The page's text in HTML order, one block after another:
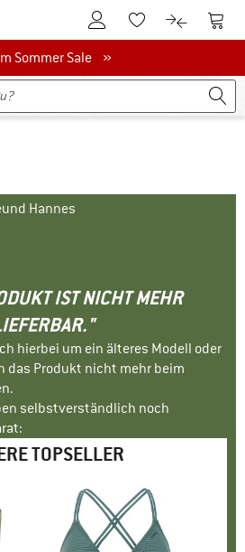
Zum KundenkontoZum Merkzettel.
Zum Zum
Sommer Sale
Sommer Sale »
Hannes
IST NICHT MEHR
hierbei um ein älteres Modell oder
das Produkt nicht mehr beim
selbstverständlich noch
TOPSELLER